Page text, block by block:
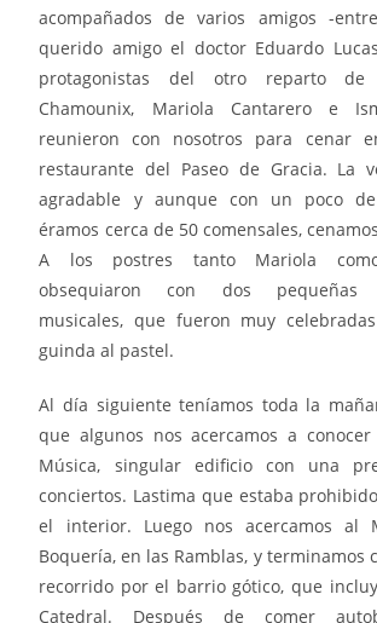
acompañados de varios amigos -
querido amigo el doctor Eduardo
protagonistas del otro reparto
Chamounix, Mariola Cantarero e
reunieron con nosotros para cenar
restaurante del Paseo de Gracia. La
agradable y aunque con un poco
éramos cerca de 50 comensales,
A los postres tanto Mariola
obsequiaron con dos pequeñas
musicales, que fueron muy
guinda al pastel.
Al día siguiente teníamos toda la
que algunos nos acercamos a
Música, singular edificio con una
conciertos. Lastima que estaba
el interior. Luego nos acercamos al
Boquería, en las Ramblas, y terminamos
recorrido por el barrio gótico, que
Catedral. Después de comer